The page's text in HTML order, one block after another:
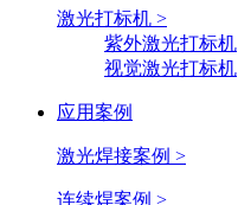
激光打标机 >
紫外激光打标机
视觉激光打标机
应用案例
激光焊接案例 >
连续焊案例 >